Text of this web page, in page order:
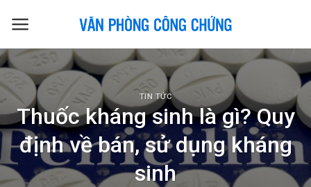
TIN TỨC
Thuốc kháng sinh là gì? Quy
định về bán, sử dụng kháng
sinh